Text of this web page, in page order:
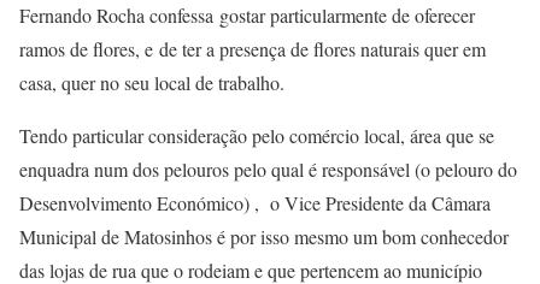
Fernando Rocha confessa gostar particularmente de oferecer
ramos de flores, e de ter a presença de flores naturais quer em
casa, quer no seu local de trabalho.
Tendo particular consideração pelo comércio local, área que se
enquadra num dos pelouros pelo qual é responsável (o pelouro do
Desenvolvimento Económico) , o Vice Presidente da Câmara
Municipal de Matosinhos é por isso mesmo um bom conhecedor
das lojas de rua que o rodeiam e que pertencem ao município